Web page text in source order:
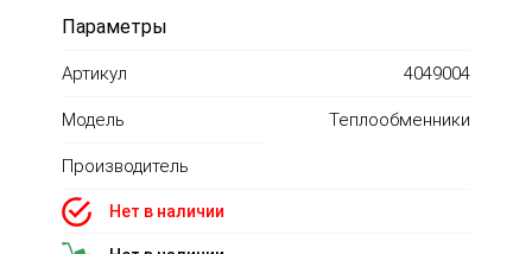
Параметры
Артикул 4049004
Модель Теплообменники
Производитель
Нет в наличии